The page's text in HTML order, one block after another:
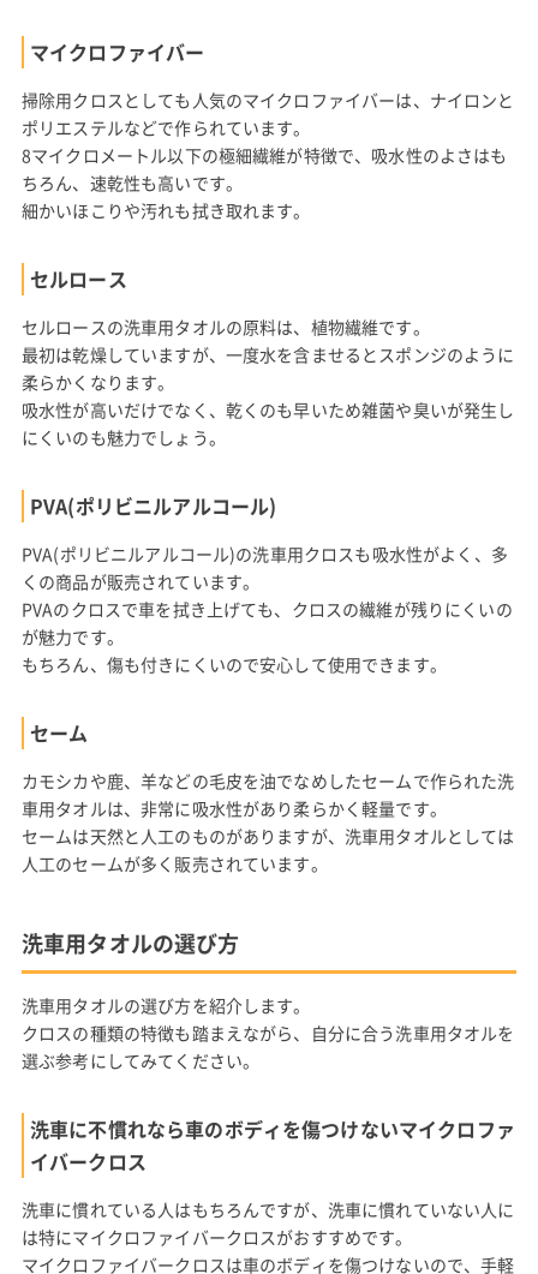
マイクロファイバー
掃除用クロスとしても人気のマイクロファイバーは、ナイロンと
ポリエステルなどで作られています。
8マイクロメートル以下の極細繊維が特徴で、吸水性のよさはも
ちろん、速乾性も高いです。
細かいほこりや汚れも拭き取れます。
セルロース
セルロースの洗車用タオルの原料は、植物繊維です。
最初は乾燥していますが、一度水を含ませるとスポンジのように
柔らかくなります。
吸水性が高いだけでなく、乾くのも早いため雑菌や臭いが発生し
にくいのも魅力でしょう。
PVA(ポリビニルアルコール)
PVA(ポリビニルアルコール)の洗車用クロスも吸水性がよく、多
くの商品が販売されています。
PVAのクロスで車を拭き上げても、クロスの繊維が残りにくいの
が魅力です。
もちろん、傷も付きにくいので安心して使用できます。
セーム
カモシカや鹿、羊などの毛皮を油でなめしたセームで作られた洗
車用タオルは、非常に吸水性があり柔らかく軽量です。
セームは天然と人工のものがありますが、洗車用タオルとしては
人工のセームが多く販売されています。
洗車用タオルの選び方
洗車用タオルの選び方を紹介します。
クロスの種類の特徴も踏まえながら、自分に合う洗車用タオルを
選ぶ参考にしてみてください。
洗車に不慣れなら車のボディを傷つけないマイクロファ
イバークロス
洗車に慣れている人はもちろんですが、洗車に慣れていない人に
は特にマイクロファイバークロスがおすすめです。
マイクロファイバークロスは車のボディを傷つけないので、手軽